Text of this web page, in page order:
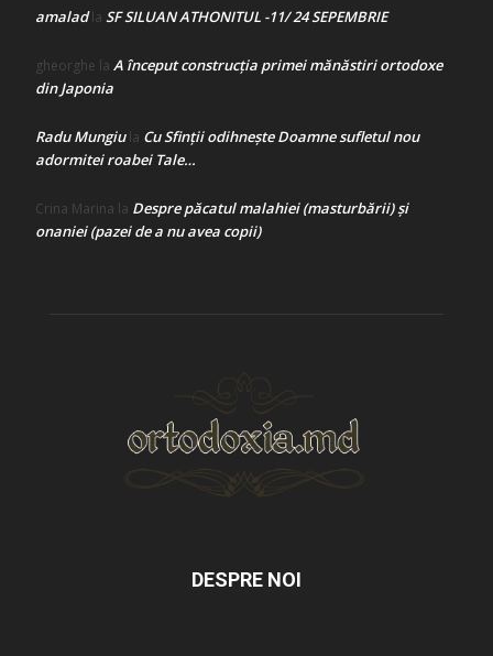
amaladla SF SILUAN ATHONITUL -11/ 24 SEPEMBRIE
gheorghe la A început construcţia primei mănăstiri ortodoxe
din Japonia
Radu Mungiula Cu Sfinții odihnește Doamne sufletul nou
adormitei roabei Tale…
Crina Marina la Despre păcatul malahiei (masturbării) şi
onaniei (pazei de a nu avea copii)
DESPRE NOI